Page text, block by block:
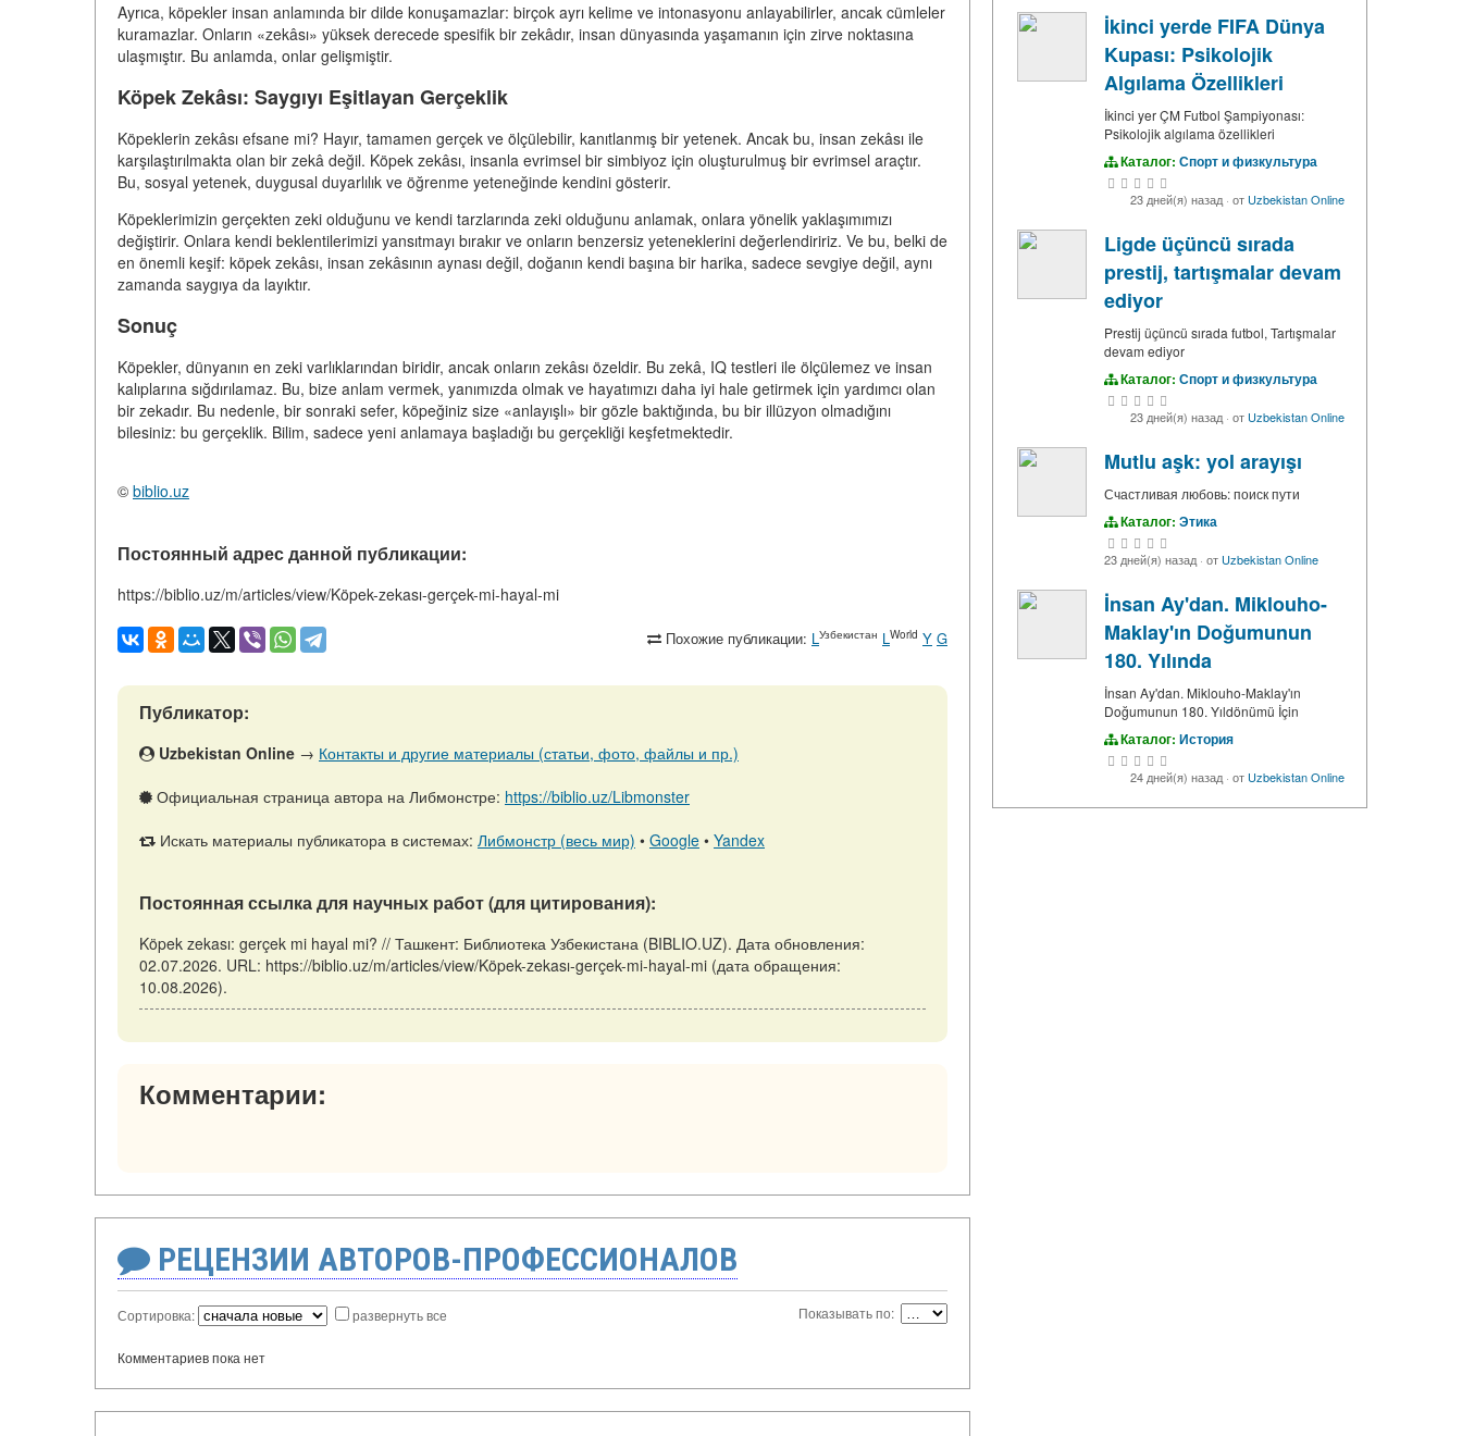
Ayrıca, köpekler insan anlamında bir dilde konuşamazlar: birçok ayrı kelime ve intonasyonu anlayabilirler, ancak cümleler
kuramazlar. Onların «zekâsı» yüksek derecede spesifik bir zekâdır, insan dünyasında yaşamanın için zirve noktasına
ulaşmıştır. Bu anlamda, onlar gelişmiştir.
Köpek Zekâsı: Saygıyı Eşitlayan Gerçeklik
Köpeklerin zekâsı efsane mi? Hayır, tamamen gerçek ve ölçülebilir, kanıtlanmış bir yetenek. Ancak bu, insan zekâsı ile
karşılaştırılmakta olan bir zekâ değil. Köpek zekâsı, insanla evrimsel bir simbiyoz için oluşturulmuş bir evrimsel araçtır.
Bu, sosyal yetenek, duygusal duyarlılık ve öğrenme yeteneğinde kendini gösterir.
Köpeklerimizin gerçekten zeki olduğunu ve kendi tarzlarında zeki olduğunu anlamak, onlara yönelik yaklaşımımızı
değiştirir. Onlara kendi beklentilerimizi yansıtmayı bırakır ve onların benzersiz yeteneklerini değerlendiririz. Ve bu, belki de
en önemli keşif: köpek zekâsı, insan zekâsının aynası değil, doğanın kendi başına bir harika, sadece sevgiye değil, aynı
zamanda saygıya da layıktır.
Sonuç
Köpekler, dünyanın en zeki varlıklarından biridir, ancak onların zekâsı özeldir. Bu zekâ, IQ testleri ile ölçülemez ve insan
kalıplarına sığdırılamaz. Bu, bize anlam vermek, yanımızda olmak ve hayatımızı daha iyi hale getirmek için yardımcı olan
bir zekadır. Bu nedenle, bir sonraki sefer, köpeğiniz size «anlayışlı» bir gözle baktığında, bu bir illüzyon olmadığını
bilesiniz: bu gerçeklik. Bilim, sadece yeni anlamaya başladığı bu gerçekliği keşfetmektedir.
© biblio.uz
Постоянный адрес данной публикации:
https://biblio.uz/m/articles/view/Köpek-zekası-gerçek-mi-hayal-mi
Похожие публикации: LУзбекистан LWorld Y G
Публикатор:
Uzbekistan Online → Контакты и другие материалы (статьи, фото, файлы и пр.)
Официальная страница автора на Либмонстре: https://biblio.uz/Libmonster
Искать материалы публикатора в системах: Либмонстр (весь мир) • Google • Yandex
Постоянная ссылка для научных работ (для цитирования):
Köpek zekası: gerçek mi hayal mi? // Ташкент: Библиотека Узбекистана (BIBLIO.UZ). Дата обновления:
02.07.2026. URL: https://biblio.uz/m/articles/view/Köpek-zekası-gerçek-mi-hayal-mi (дата обращения:
10.08.2026).
Комментарии:
РЕЦЕНЗИИ АВТОРОВ-ПРОФЕССИОНАЛОВ
Сортировка: развернуть все Показывать по:
Комментариев пока нет
İkinci yerde FIFA Dünya
Kupası: Psikolojik
Algılama Özellikleri
İkinci yer ÇM Futbol Şampiyonası:
Psikolojik algılama özellikleri
Каталог: Спорт и физкультура
23 дней(я) назад· от Uzbekistan Online
Ligde üçüncü sırada
prestij, tartışmalar devam
ediyor
Prestij üçüncü sırada futbol, Tartışmalar
devam ediyor
Каталог: Спорт и физкультура
23 дней(я) назад· от Uzbekistan Online
Mutlu aşk: yol arayışı
Счастливая любовь: поиск пути
Каталог: Этика
23 дней(я) назад· от Uzbekistan Online
İnsan Ay'dan. Miklouho-
Maklay'ın Doğumunun
180. Yılında
İnsan Ay'dan. Miklouho-Maklay'ın
Doğumunun 180. Yıldönümü İçin
Каталог: История
24 дней(я) назад· от Uzbekistan Online